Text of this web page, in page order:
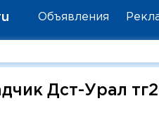
Объявления
Дст-Урал